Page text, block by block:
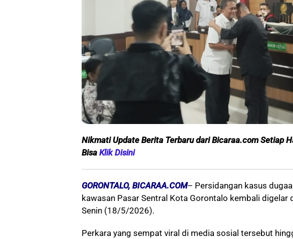
Nikmati Update Berita Terbaru dari Bicaraa.com Setiap
Bisa Klik Disini
GORONTALO, BICARAA.COM– Persidangan kasus
kawasan Pasar Sentral Kota Gorontalo kembali digelar
Senin (18/5/2026).
Perkara yang sempat viral di media sosial tersebut